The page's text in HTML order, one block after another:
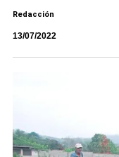
Redacción
13/07/2022